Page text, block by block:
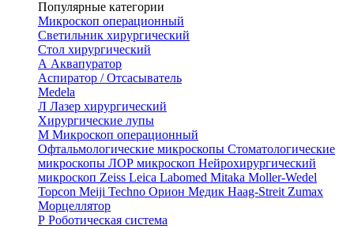
Популярные категории
Микроскоп операционный
Светильник хирургический
Стол хирургический
А Аквапуратор
Аспиратор / Отсасыватель
Medela
Л Лазер хирургический
Хирургические лупы
М Микроскоп операционный
Офтальмологические микроскопы Стоматологические
микроскопы ЛОР микроскоп Нейрохирургический
микроскоп Zeiss Leica Labomed Mitaka Moller-Wedel
Topcon Meiji Techno Орион Медик Haag-Streit Zumax
Морцеллятор
Р Роботическая система